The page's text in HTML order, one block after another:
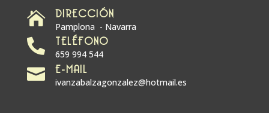
 DIRECCIÓN
Pamplona - Navarra
 TELÉFONO
659 994 544
 E-MAIL
ivanzabalzagonzalez@hotmail.es